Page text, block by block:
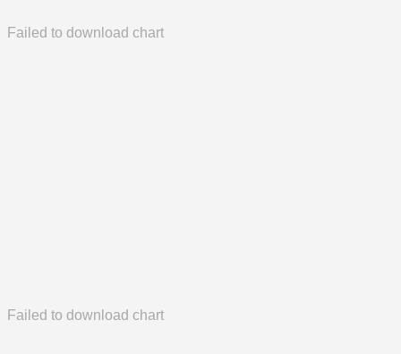
Failed to download chart
Failed to download chart